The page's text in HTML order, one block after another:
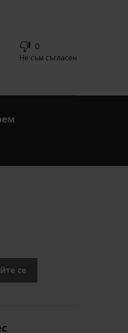
0
Не съм съгласен
се